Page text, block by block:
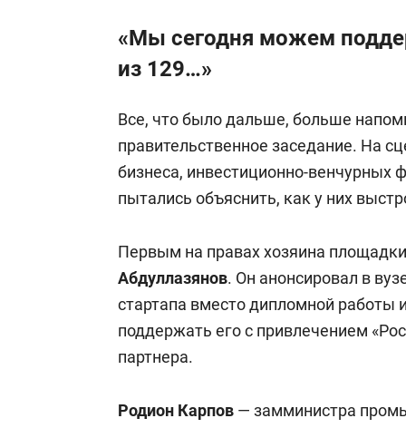
«Мы сегодня можем
из 129…»
Все, что было дальше, больше
правительственное заседание. На
бизнеса, инвестиционно-венчурных
пытались объяснить, как у них
Первым на правах хозяина
Абдуллазянов. Он анонсировал в
стартапа вместо дипломной работы
поддержать его с привлечением
партнера.
Родион Карпов — замминистра